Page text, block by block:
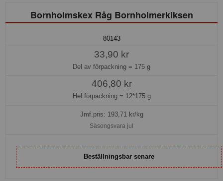
Bornholmskex Råg Bornholmerkiksen
80143
33,90 kr
Del av förpackning = 175 g
406,80 kr
Hel förpackning = 12*175 g
Jmf.pris: 193,71kr/kg
Säsongsvara jul
Beställningsbar senare